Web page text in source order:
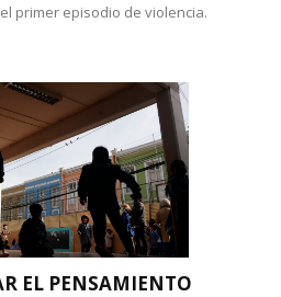
primer episodio de violencia.
EL PENSAMIENTO